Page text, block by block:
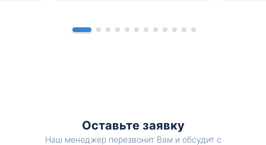
Оставьте заявку
Наш менеджер перезвонит Вам и обсудит с